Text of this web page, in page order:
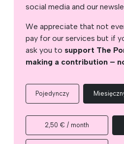
social media and our
We appreciate that not
pay for our services but if
ask you to support The
making a contribution –
Pojedynczy
2,50 € / month